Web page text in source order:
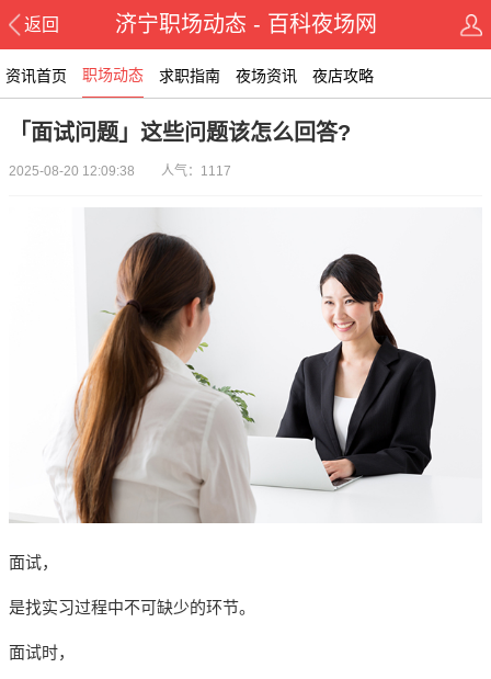
返回 济宁职场动态 - 百科夜场网
资讯首页 职场动态 求职指南 夜场资讯 夜店攻略
「面试问题」这些问题该怎么回答?
2025-08-20 12:09:38 人气：1117
面试，
是找实习过程中不可缺少的环节。
面试时，